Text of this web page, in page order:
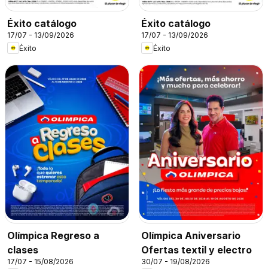
Éxito catálogo
17/07 - 13/09/2026
Éxito
Éxito catálogo
17/07 - 13/09/2026
Éxito
Olímpica Regreso a
clases
17/07 - 15/08/2026
Olímpica Aniversario
Ofertas textil y electro
30/07 - 19/08/2026